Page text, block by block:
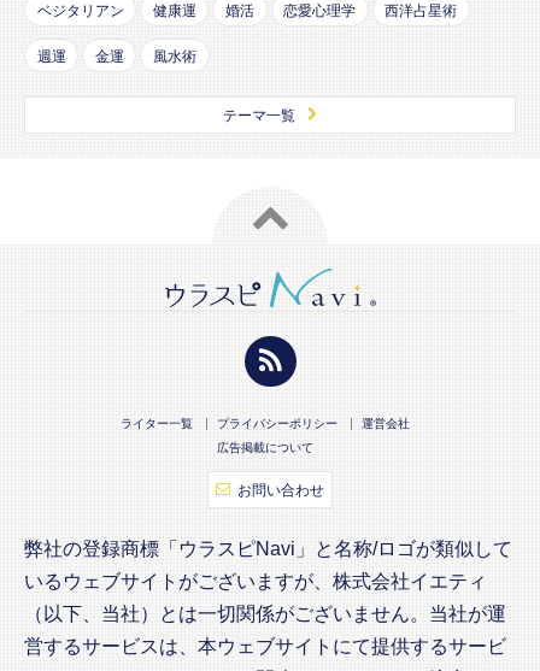
ベジタリアン 健康運 婚活 恋愛心理学 西洋占星術
週運 金運 風水術
テーマ一覧
ライター一覧 プライバシーポリシー
運営会社
広告掲載について
お問い合わせ
弊社の登録商標「ウラスピNavi」と名称/ロゴが類似して
いるウェブサイトがございますが、株式会社イエティ
（以下、当社）とは一切関係がございません。当社が運
営するサービスは、本ウェブサイトにて提供するサービ